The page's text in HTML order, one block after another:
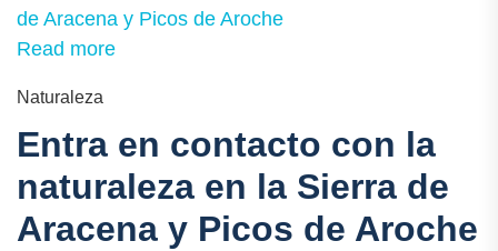
Read more
Naturaleza
Entra en contacto con la
naturaleza en la Sierra de
Aracena y Picos de Aroche